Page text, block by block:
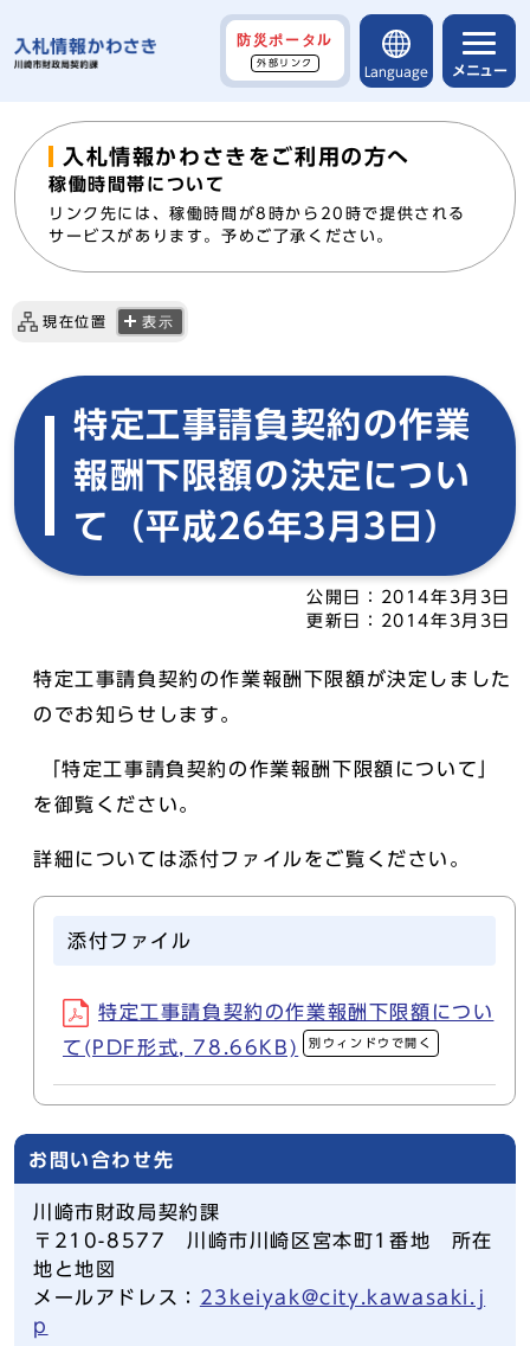
防災ポータル
外部リンク
Language メニュー
入札情報かわさきをご利用の方へ
稼働時間帯について
リンク先には、稼働時間が8時から20時で提供される
サービスがあります。予めご了承ください。
現在位置 表示
特定工事請負契約の作業
報酬下限額の決定につい
て（平成26年3月3日）
公開日：
2014年3月3日
更新日：
2014年3月3日
特定工事請負契約の作業報酬下限額が決定しました
のでお知らせします。
「特定工事請負契約の作業報酬下限額について」
を御覧ください。
詳細については添付ファイルをご覧ください。
添付ファイル
特定工事請負契約の作業報酬下限額につい
て(PDF形式, 78.66KB)
別ウィンドウで開く
お問い合わせ先
川崎市財政局契約課
〒210-8577 川崎市川崎区宮本町1番地 所在
地と地図
メールアドレス： 23keiyak@city.kawasaki.j
p